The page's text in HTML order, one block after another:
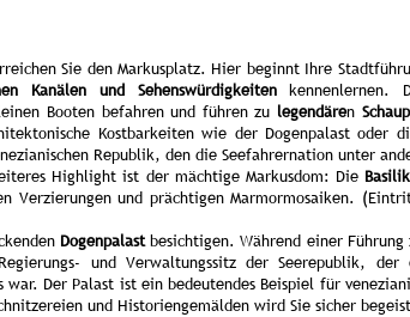
Sie den Markusplatz. Hier beginnt Ihre
Kanälen und Sehenswürdigkeitenkennenlernen.
Booten befahren und führen zu legendären
Kostbarkeiten wie der Dogenpalast oder
Republik, den die Seefahrernation unter
Highlight ist der mächtige Markusdom: Die
Verzierungen und prächtigen Marmormosaiken.
Dogenpalastbesichtigen. Während einer
und Verwaltungssitz der Seerepublik, der
Der Palast ist ein bedeutendes Beispiel für
und Historiengemälden wird Sie sicher